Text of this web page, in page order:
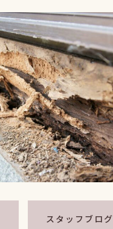
スタッフブログ